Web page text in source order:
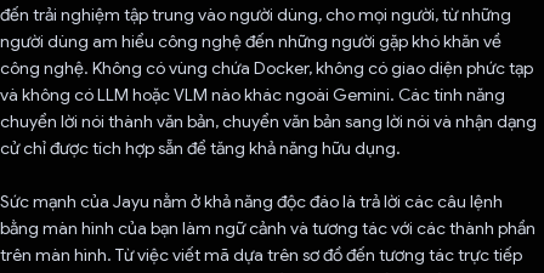
đến trải nghiệm tập trung vào người dùng, cho mọi người, từ những
người dùng am hiểu công nghệ đến những người gặp khó khăn về
công nghệ. Không có vùng chứa Docker, không có giao diện phức tạp
và không có LLM hoặc VLM nào khác ngoài Gemini. Các tính năng
chuyển lời nói thành văn bản, chuyển văn bản sang lời nói và nhận dạng
cử chỉ được tích hợp sẵn để tăng khả năng hữu dụng.
Sức mạnh của Jayu nằm ở khả năng độc đáo là trả lời các câu lệnh
bằng màn hình của bạn làm ngữ cảnh và tương tác với các thành phần
trên màn hình. Từ việc viết mã dựa trên sơ đồ đến tương tác trực tiếp